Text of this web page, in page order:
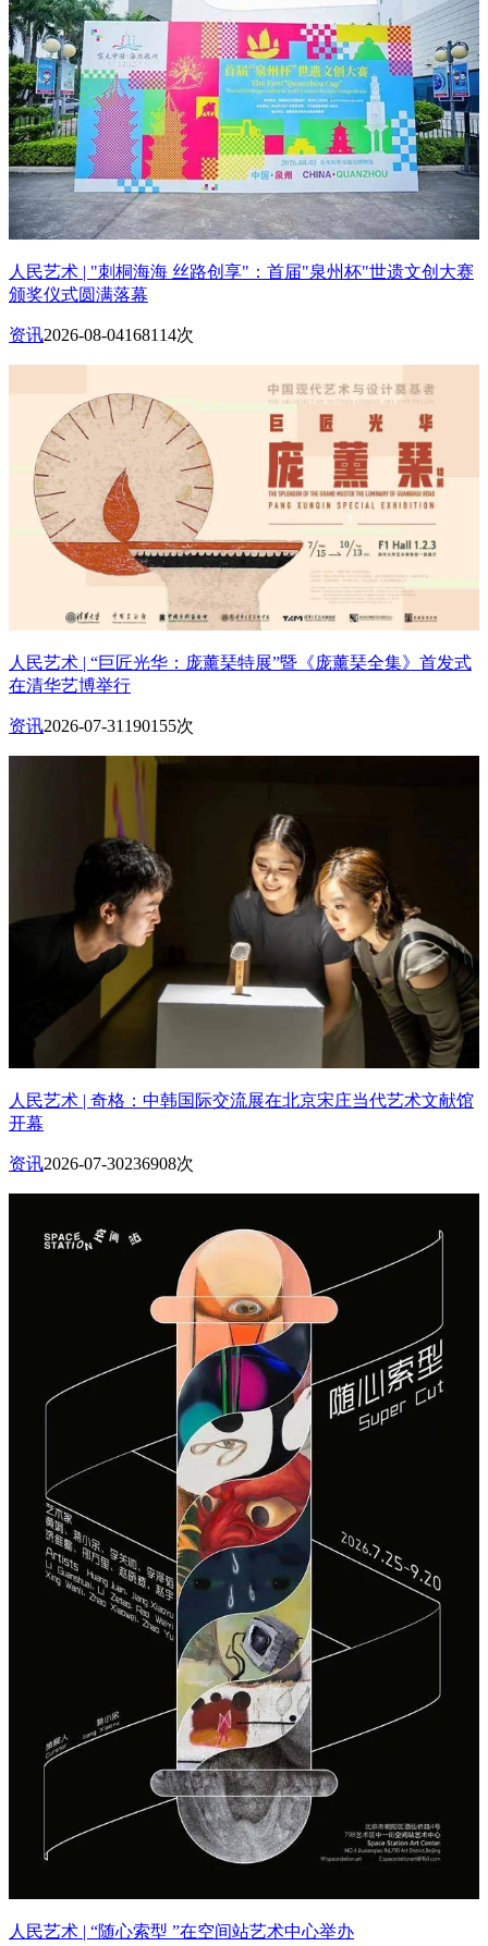
人民艺术 | "刺桐海海 丝路创享"：首届"泉州杯"世遗文创大赛
颁奖仪式圆满落幕
资讯2026-08-04168114次
人民艺术 | “巨匠光华：庞薰琹特展”暨《庞薰琹全集》首发式
在清华艺博举行
资讯2026-07-31 190155次
人民艺术 | 奇格：中韩国际交流展在北京宋庄当代艺术文献馆
开幕
资讯2026-07-30236908次
人民艺术 | “随心索型 ”在空间站艺术中心举办